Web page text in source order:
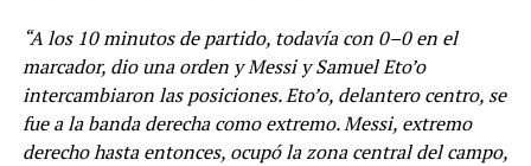
“A los 10 minutos de partido, todavía con 0–0 en el
marcador, dio una orden y Messi y Samuel Eto’o
intercambiaron las posiciones. Eto’o, delantero centro, se
fue a la banda derecha como extremo. Messi, extremo
derecho hasta entonces, ocupó la zona central del campo,